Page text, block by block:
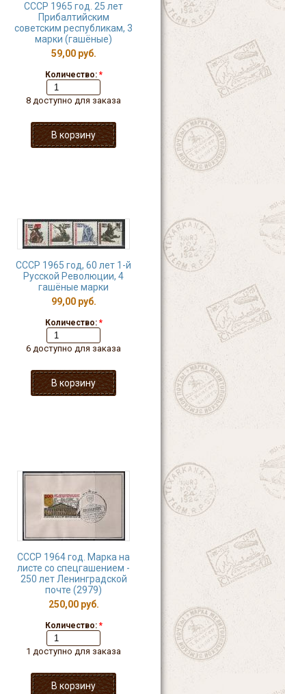
СССР 1965 год. 25 лет
Прибалтийским
советским республикам, 3
марки (гашёные)
59,00 руб.
Количество: *
8 доступно для заказа
СССР 1965 год, 60 лет 1-й
Русской Революции, 4
гашёные марки
99,00 руб.
Количество: *
6 доступно для заказа
СССР 1964 год. Марка на
листе со спецгашением -
250 лет Ленинградской
почте (2979)
250,00 руб.
Количество: *
1 доступно для заказа